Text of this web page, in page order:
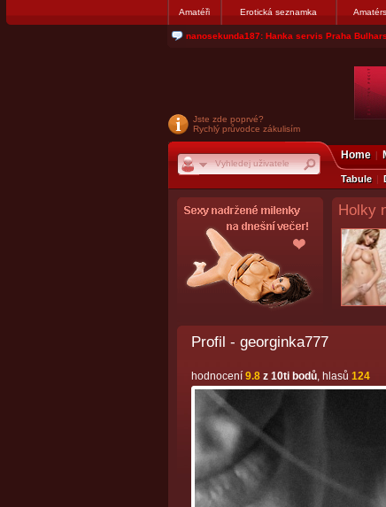
Amatéři Erotická seznamka
jjoseff: Najde se par, ktery nekdy přemýšlel
Jste zde poprvé?
Rychlý průvodce zákulisím
Home
Tabule
Holky
Profil - georginka777
hodnocení 9.8z 10ti bodů, hlasů 124